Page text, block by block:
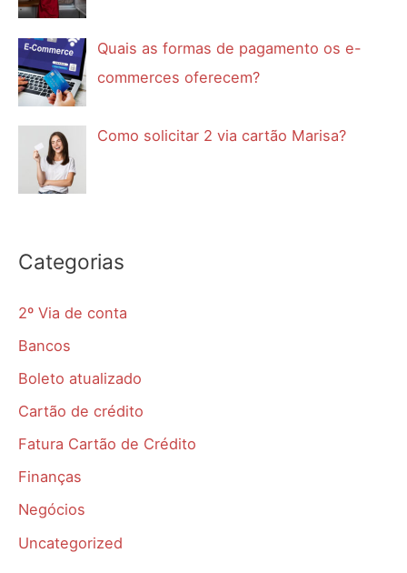
Quais as formas de pagamento os e-
commerces oferecem?
Como solicitar 2 via cartão Marisa?
Categorias
2º Via de conta
Bancos
Boleto atualizado
Cartão de crédito
Fatura Cartão de Crédito
Finanças
Negócios
Uncategorized